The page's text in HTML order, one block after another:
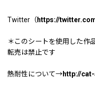
Twitter（ https://
＊このシートを使用した作
転売は禁止です
熱耐性について→http://